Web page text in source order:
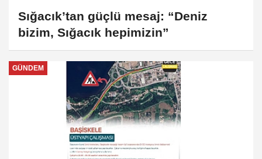
Sığacık’tan güçlü mesaj: “Deniz
bizim, Sığacık hepimizin”
GÜNDEM